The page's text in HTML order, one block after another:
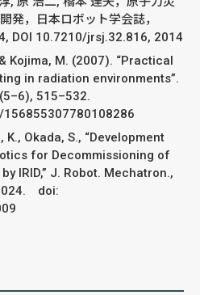
発，日本ロボット学会誌，
DOI 10.7210/jrsj.32.816, 2014
Kojima, M. (2007). “Practical
in radiation environments”.
515–532.
Okada, S., “Development
for Decommissioning of
IRID,” J. Robot. Mechatron.,
doi: